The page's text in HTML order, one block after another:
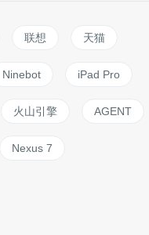
联想 天猫
Ninebot iPad Pro
火山引擎 AGENT
Nexus 7